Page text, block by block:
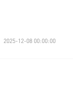
2025-12-08 00:00:00